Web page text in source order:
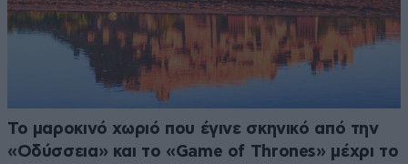
Το μαροκινό χωριό που έγινε σκηνικό από την
«Οδύσσεια» και το «Game of Thrones» μέχρι το